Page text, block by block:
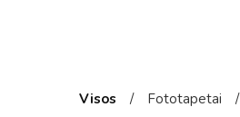
Visos / Fototapetai /